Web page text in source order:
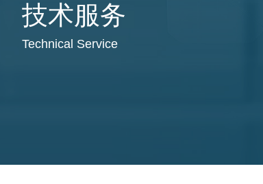
技术服务
Technical Service